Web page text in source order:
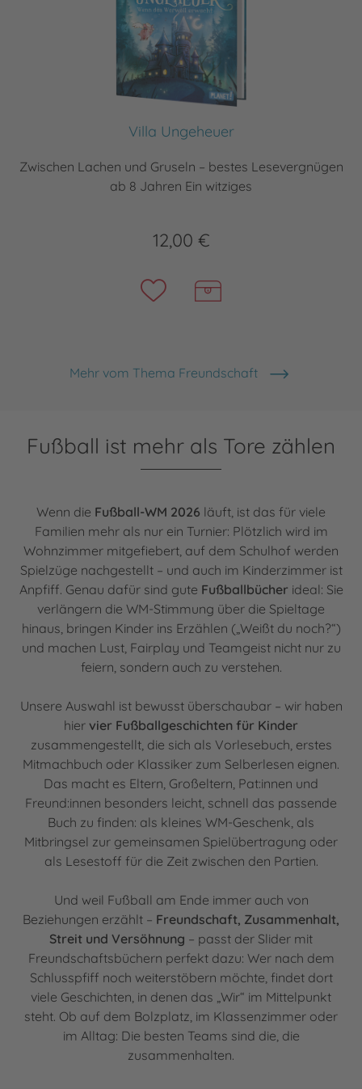
Villa Ungeheuer
Zwischen Lachen und Gruseln – bestes Lesevergnügen
ab 8 Jahren Ein witziges
12,00 €
Mehr vom Thema Freundschaft
Fußball ist mehr als Tore zählen
Wenn die Fußball-WM 2026 läuft, ist das für viele
Familien mehr als nur ein Turnier: Plötzlich wird im
Wohnzimmer mitgefiebert, auf dem Schulhof werden
Spielzüge nachgestellt – und auch im Kinderzimmer ist
Anpfiff. Genau dafür sind gute Fußballbücher ideal: Sie
verlängern die WM-Stimmung über die Spieltage
hinaus, bringen Kinder ins Erzählen („Weißt du noch?“)
und machen Lust, Fairplay und Teamgeist nicht nur zu
feiern, sondern auch zu verstehen.
Unsere Auswahl ist bewusst überschaubar – wir haben
hier vier Fußballgeschichten für Kinder
zusammengestellt, die sich als Vorlesebuch, erstes
Mitmachbuch oder Klassiker zum Selberlesen eignen.
Das macht es Eltern, Großeltern, Pat:innen und
Freund:innen besonders leicht, schnell das passende
Buch zu finden: als kleines WM-Geschenk, als
Mitbringsel zur gemeinsamen Spielübertragung oder
als Lesestoff für die Zeit zwischen den Partien.
Und weil Fußball am Ende immer auch von
Beziehungen erzählt – Freundschaft, Zusammenhalt,
Streit und Versöhnung – passt der Slider mit
Freundschaftsbüchern perfekt dazu: Wer nach dem
Schlusspfiff noch weiterstöbern möchte, findet dort
viele Geschichten, in denen das „Wir“ im Mittelpunkt
steht. Ob auf dem Bolzplatz, im Klassenzimmer oder
im Alltag: Die besten Teams sind die, die
zusammenhalten.